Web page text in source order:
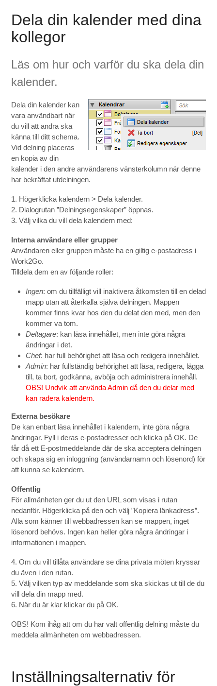
Dela din kalender med dina
kollegor
Läs om hur och varför du ska dela din
kalender.
Dela din kalender kan
vara användbart när
du vill att andra ska
känna till ditt schema.
Vid delning placeras
en kopia av din
kalender i den andre användarens vänsterkolumn när denne
har bekräftat utdelningen.
1. Högerklicka kalendern > Dela kalender.
2. Dialogrutan ”Delningsegenskaper” öppnas.
3. Välj vilka du vill dela kalendern med:
Interna användare eller grupper
Användaren eller gruppen måste ha en giltig e-postadress i
Work2Go.
Tilldela dem en av följande roller:
Ingen: om du tillfälligt vill inaktivera åtkomsten till en delad
mapp utan att återkalla själva delningen. Mappen
kommer finns kvar hos den du delat den med, men den
kommer va tom.
Deltagare: kan läsa innehållet, men inte göra några
ändringar i det.
Chef: har full behörighet att läsa och redigera innehållet.
Admin: har fullständig behörighet att läsa, redigera, lägga
till, ta bort, godkänna, avböja och administrera innehåll.
OBS! Undvik att använda Admin då den du delar med
kan radera kalendern.
Externa besökare
De kan enbart läsa innehållet i kalendern, inte göra några
ändringar. Fyll i deras e-postadresser och klicka på OK. De
får då ett E-postmeddelande där de ska acceptera delningen
och skapa sig en inloggning (användarnamn och lösenord) för
att kunna se kalendern.
Offentlig
För allmänheten ger du ut den URL som visas i rutan
nedanför. Högerklicka på den och välj ”Kopiera länkadress”.
Alla som känner till webbadressen kan se mappen, inget
lösenord behövs. Ingen kan heller göra några ändringar i
informationen i mappen.
4. Om du vill tillåta användare se dina privata möten kryssar
du även i den rutan.
5. Välj vilken typ av meddelande som ska skickas ut till de du
vill dela din mapp med.
6. När du är klar klickar du på OK.
OBS! Kom ihåg att om du har valt offentlig delning måste du
meddela allmänheten om webbadressen.
Inställningsalternativ för